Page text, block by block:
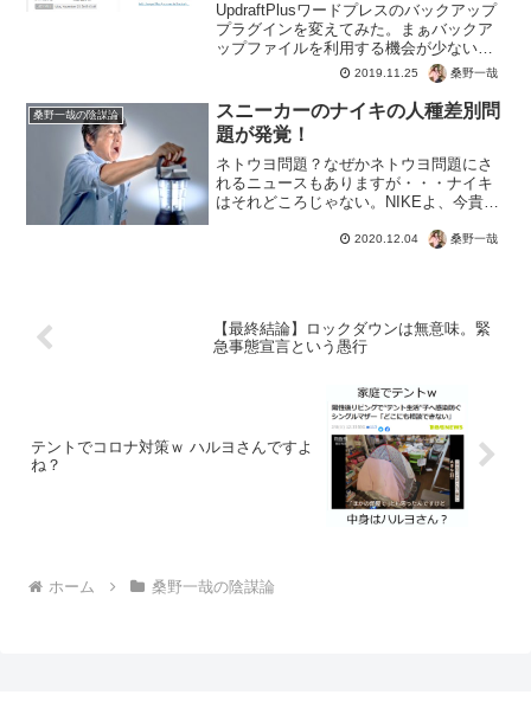
UpdraftPlusワードプレスのバックアップ
プラグインを変えてみた。まぁバックア
ップファイルを利用する機会が少ないの
ですが、やっておかないとですからね。
どうせならカンタンで自動でってのがい
い。このUpdraftPlusは、自動でバック
ア...
2019.11.25 桑野一哉
桑野一哉の陰謀論
スニーカーのナイキの人種差別問
題が発覚！
ネトウヨ問題？なぜかネトウヨ問題にさ
れるニュースもありますが・・・ナイキ
はそれどころじゃない。NIKEよ、今貴社
働を暴露された企業が。人種差別どころ
2020.12.04 桑野一哉
【最終結論】ロックダウンは無意味。緊
急事態宣言という愚行
テントでコロナ対策ｗ ハルヨさんですよ
ね？
ホーム 桑野一哉の陰謀論